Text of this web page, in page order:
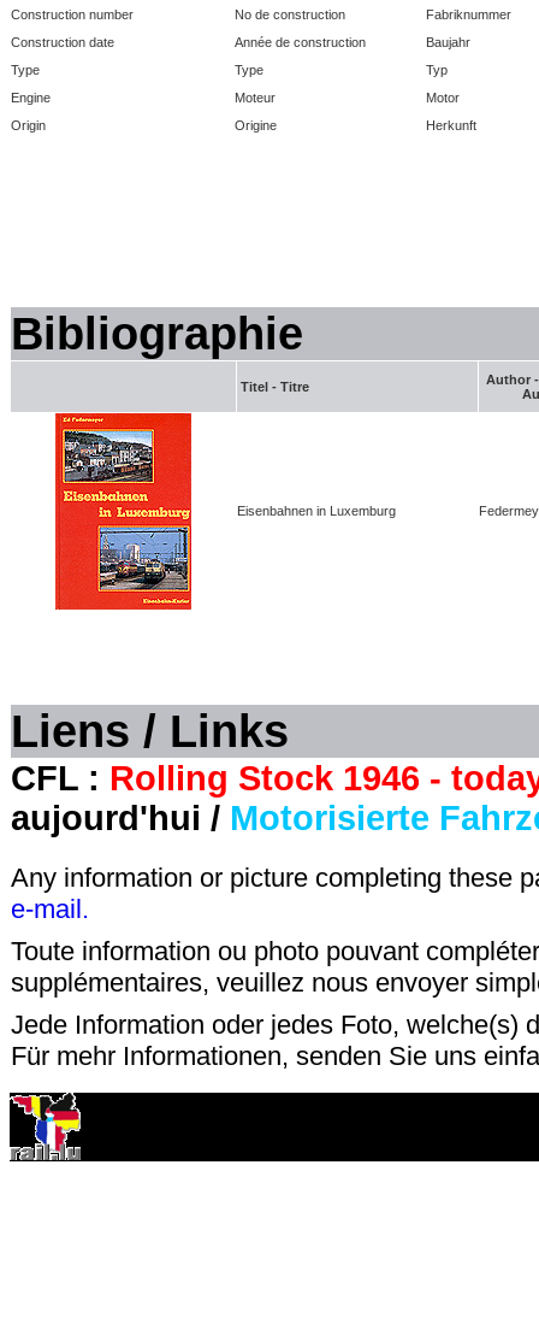
Construction number
No de construction
Fabriknummer
Construction date
Année de construction
Baujahr
Type
Type
Typ
Engine
Moteur
Motor
Origin
Origine Herkunft
Bibliographie
Titel - Titre
Author
Eisenbahnen in Luxemburg
Liens / Links
CFL : Rolling Stock 1946 -
aujourd'hui / Motorisierte
Any information or picture completing these
e-mail.
Toute information ou photo pouvant
supplémentaires, veuillez nous envoyer
Jede Information oder jedes Foto, welche(s)
Für mehr Informationen, senden Sie uns